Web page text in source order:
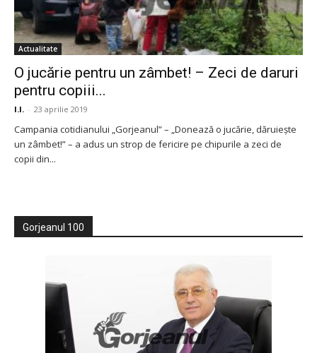
Actualitate
O jucărie pentru un zâmbet! – Zeci de daruri
pentru copiii...
I.I. - 23 aprilie 2019
Campania cotidianului „Gorjeanul” – „Donează o jucărie, dăruieşte
un zâmbet!” – a adus un strop de fericire pe chipurile a zeci de
copii din...
Gorjeanul 100